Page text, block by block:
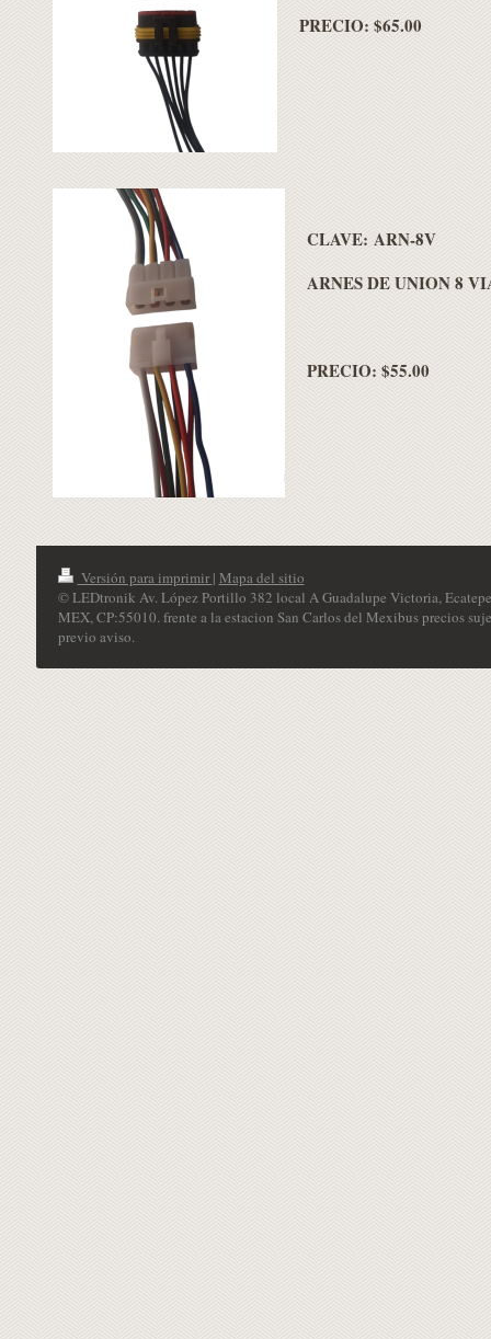
PRECIO: $65.00
CLAVE: ARN-8V
ARNES DE UNION 8
PRECIO: $55.00
Versión para imprimir | Mapa del sitio
© LEDtronik Av. López Portillo 382 local A Guadalupe Victoria,
MEX, CP:55010. frente a la estacion San Carlos del Mexibus precios
previo aviso.